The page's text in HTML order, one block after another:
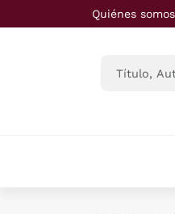
Saltar al contenidoQuiénes somos